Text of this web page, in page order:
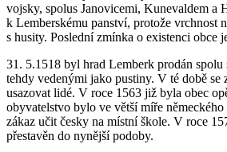
vojsky, spolus Janovicemi, Kunevaldem a
k Lemberskému panství, protože vrchnost
s husity. Poslední zmínka o existenci obce
31. 5.1518 byl hrad Lemberk prodán
tehdy vedenými jako pustiny. V té době se
usazovat lidé. V roce 1563 již byla obec
obyvatelstvo bylo ve větší míře
zákaz učit česky na místní škole. V roce
přestavěn do nynější podoby.